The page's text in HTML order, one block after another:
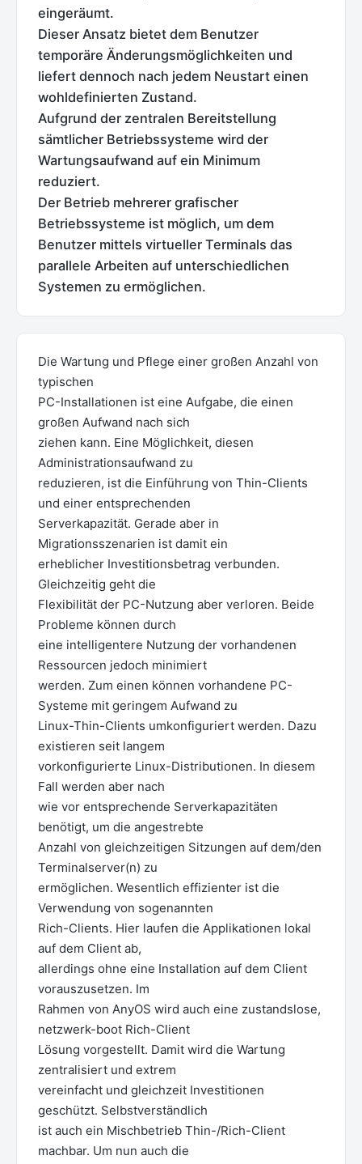
eingeräumt.
Dieser Ansatz bietet dem Benutzer
temporäre Änderungsmöglichkeiten und
liefert dennoch nach jedem Neustart einen
wohldefinierten Zustand.
Aufgrund der zentralen Bereitstellung
sämtlicher Betriebssysteme wird der
Wartungsaufwand auf ein Minimum
reduziert.
Der Betrieb mehrerer grafischer
Betriebssysteme ist möglich, um dem
Benutzer mittels virtueller Terminals das
parallele Arbeiten auf unterschiedlichen
Systemen zu ermöglichen.
Die Wartung und Pflege einer großen Anzahl von
typischen
PC-Installationen ist eine Aufgabe, die einen
großen Aufwand nach sich
ziehen kann. Eine Möglichkeit, diesen
Administrationsaufwand zu
reduzieren, ist die Einführung von Thin-Clients
und einer entsprechenden
Serverkapazität. Gerade aber in
Migrationsszenarien ist damit ein
erheblicher Investitionsbetrag verbunden.
Gleichzeitig geht die
Flexibilität der PC-Nutzung aber verloren. Beide
Probleme können durch
eine intelligentere Nutzung der vorhandenen
Ressourcen jedoch minimiert
werden. Zum einen können vorhandene PC-
Systeme mit geringem Aufwand zu
Linux-Thin-Clients umkonfiguriert werden. Dazu
existieren seit langem
vorkonfigurierte Linux-Distributionen. In diesem
Fall werden aber nach
wie vor entsprechende Serverkapazitäten
benötigt, um die angestrebte
Anzahl von gleichzeitigen Sitzungen auf dem/den
Terminalserver(n) zu
ermöglichen. Wesentlich effizienter ist die
Verwendung von sogenannten
Rich-Clients. Hier laufen die Applikationen lokal
auf dem Client ab,
allerdings ohne eine Installation auf dem Client
vorauszusetzen. Im
Rahmen von AnyOS wird auch eine zustandslose,
netzwerk-boot Rich-Client
Lösung vorgestellt. Damit wird die Wartung
zentralisiert und extrem
vereinfacht und gleichzeit Investitionen
geschützt. Selbstverständlich
ist auch ein Mischbetrieb Thin-/Rich-Client
machbar. Um nun auch die